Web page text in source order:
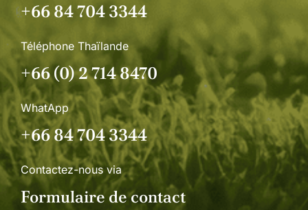
+66 84 704 3344
Téléphone Thaïlande
+66 (0) 2 714 8470
WhatApp
+66 84 704 3344
Contactez-nous via
Formulaire de contact